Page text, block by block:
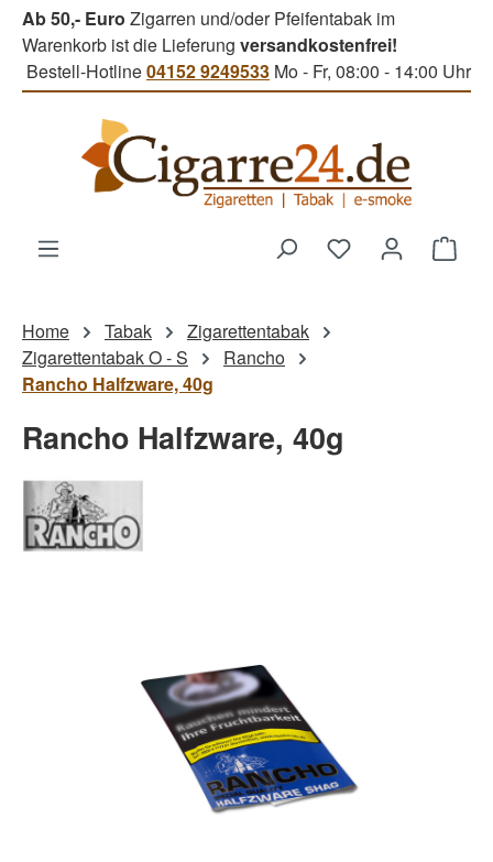
Zum Hauptinhalt springen
Ab 50,- Euro Zigarren und/oder Pfeifentabak im
Warenkorb ist die Lieferung versandkostenfrei!
Bestell-Hotline04152 9249533 Mo - Fr, 08:00 - 14:00 Uhr
Du hast 0
Home Tabak
Zigarettentabak
Zigarettentabak O - S
Rancho
Rancho Halfzware, 40g
Rancho Halfzware, 40g